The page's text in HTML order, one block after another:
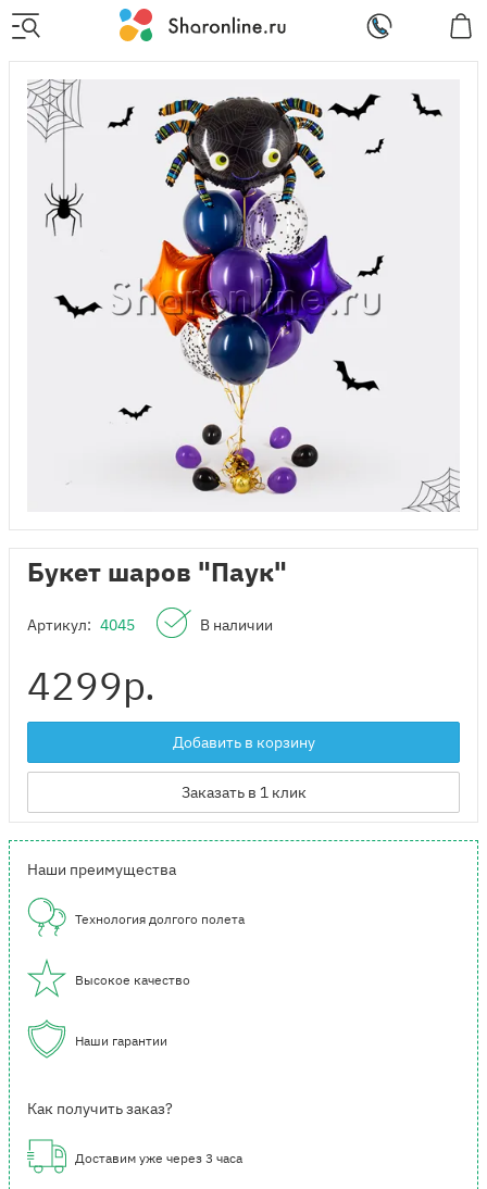
Букет шаров "Паук"
Артикул: 4045 В наличии
4299р.
Добавить в корзину
Заказать в 1 клик
Наши преимущества
Технология долгого полета
Высокое качество
Наши гарантии
Как получить заказ?
Доставим уже через 3 часа